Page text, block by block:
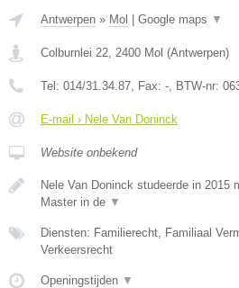
Antwerpen » Mol Google maps ▼
Colburnlei 22, 2400 Mol (Antwerpen)
Tel: 014/31.34.87, Fax: -, BTW-nr:
E-mail › Nele Van Doninck
Website onbekend
Nele Van Doninck studeerde in 2015
Master in de ▼
Diensten: Familierecht, Familiaal
Verkeersrecht
Openingstijden ▼